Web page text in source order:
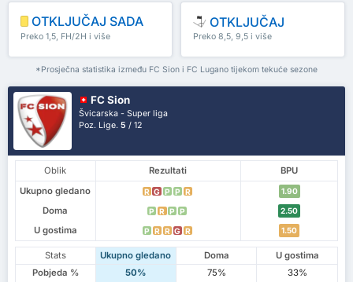
OTKLJUČAJ SADA
Preko 1,5, FH/2H i više
OTKLJUČAJ
Preko 8,5, 9,5 i više
*Prosječna statistika između FC Sion i FC Lugano tijekom tekuće sezone
FC Sion
Švicarska - Super liga
Poz. Lige.5 / 12
Oblik Rezultati
BPU
Ukupno gledano
R G P P R 1.90
Doma P R P P 2.50
U gostima P R R G R 1.50
Stats Ukupno gledano Doma
U gostima
Pobjeda %
50% 75%
33%